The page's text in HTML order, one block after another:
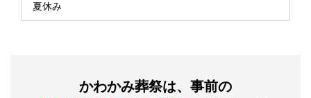
夏休み
かわかみ葬祭は、事前の